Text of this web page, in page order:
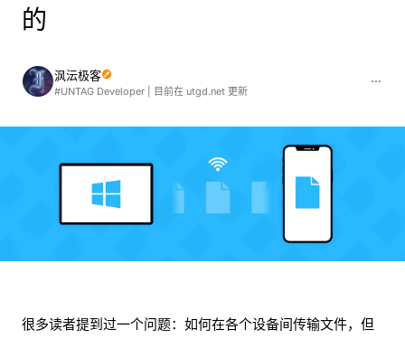
的
沨沄极客
#UNTAG Developer | 目前在 utgd.net 更新
很多读者提到过一个问题：如何在各个设备间传输文件，但